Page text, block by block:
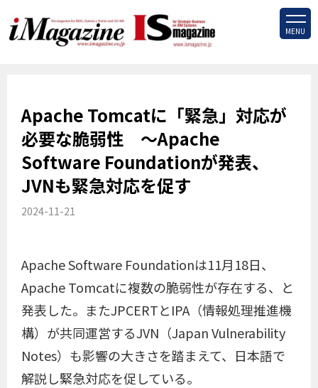
MENU
Apache Tomcatに「緊急」対応が
必要な脆弱性 ～Apache
Software Foundationが発表、
JVNも緊急対応を促す
2024-11-21
Apache Software Foundationは11月18日、
Apache Tomcatに複数の脆弱性が存在する、と
発表した。またJPCERTとIPA（情報処理推進機
構）が共同運営するJVN（Japan Vulnerability
Notes）も影響の大きさを踏まえて、日本語で
解説し緊急対応を促している。